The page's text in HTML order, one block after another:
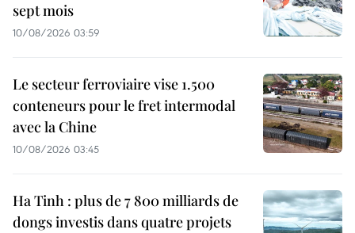
sept mois
10/08/2026 03:59
Le secteur ferroviaire vise 1.500
conteneurs pour le fret intermodal
avec la Chine
10/08/2026 03:45
Ha Tinh : plus de 7 800 milliards de
dongs investis dans quatre projets